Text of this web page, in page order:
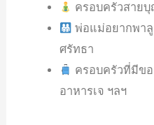
ครอบครัวสาย
พ่อแม่อยากพา
ศรัทธา
ครอบครัวที่มีข
อาหารเจ ฯลฯ